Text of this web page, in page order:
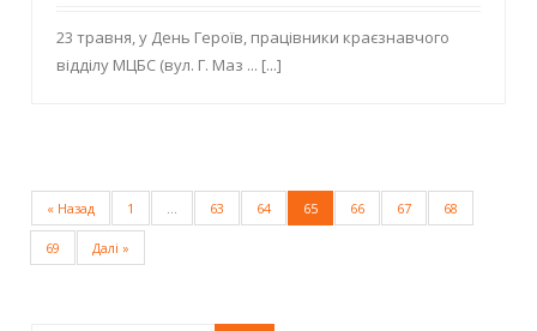
23 травня, у День Героїв, працівники краєзнавчого
відділу МЦБС (вул. Г. Маз ... [...]
« Назад 1 … 63 64 65 66 67 68
69 Далі »